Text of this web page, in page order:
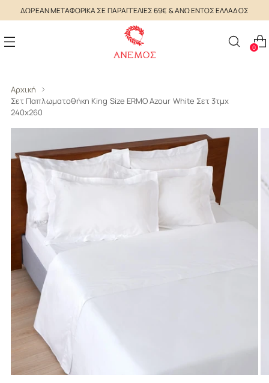
ΔΩΡΕΑΝ ΜΕΤΑΦΟΡΙΚΑ ΣΕ ΠΑΡΑΓΓΕΛΙΕΣ 69€ & ΑΝΩ ΕΝΤΟΣ ΕΛΛΑΔΟΣ
0
Αρχική
Σετ Παπλωματοθήκη King Size ERMO Azour White Σετ 3τμχ
240x260